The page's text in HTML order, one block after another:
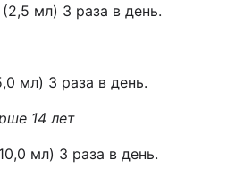
мл) 3 раза в день.
мл) 3 раза в день.
14 лет
мл) 3 раза в день.